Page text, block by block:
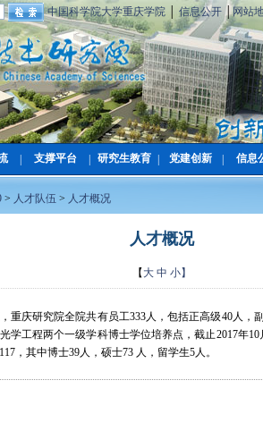
中国科学院大学重庆学院 信息公开 │网站
支撑平台 研究生教育 党建创新 信息
> 人才队伍 > 人才概况
人才概况
【 大 中 小】
重庆研究院全院共有员工333人，包括正高级40人，
学工程两个一级学科博士学位培养点，截止2017年10
117 ，其中博士39人，硕士73 人，留学生5人。